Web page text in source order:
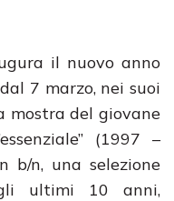
il nuovo anno
7 marzo, nei suoi
mostra del giovane
(1997 –
b/n, una selezione
ultimi 10 anni,